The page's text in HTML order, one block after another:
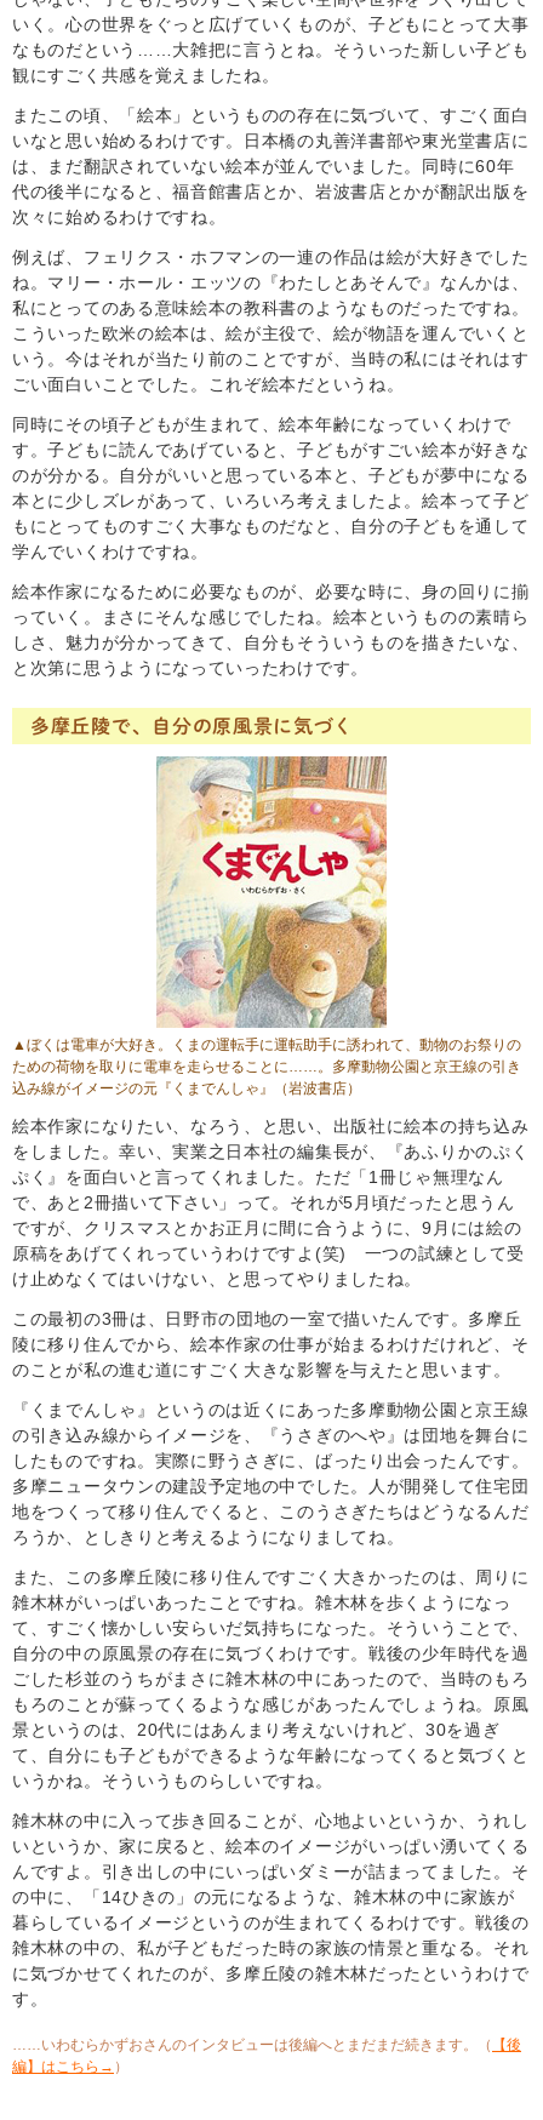
いく。心の世界をぐっと広げていくものが、子どもにとって大事
なものだという……大雑把に言うとね。そういった新しい子ども
観にすごく共感を覚えましたね。
またこの頃、「絵本」というものの存在に気づいて、すごく面白
いなと思い始めるわけです。日本橋の丸善洋書部や東光堂書店に
は、まだ翻訳されていない絵本が並んでいました。同時に60年
代の後半になると、福音館書店とか、岩波書店とかが翻訳出版を
次々に始めるわけですね。
例えば、フェリクス・ホフマンの一連の作品は絵が大好きでした
ね。マリー・ホール・エッツの『わたしとあそんで』なんかは、
私にとってのある意味絵本の教科書のようなものだったですね。
こういった欧米の絵本は、絵が主役で、絵が物語を運んでいくと
いう。今はそれが当たり前のことですが、当時の私にはそれはす
ごい面白いことでした。これぞ絵本だというね。
同時にその頃子どもが生まれて、絵本年齢になっていくわけで
す。子どもに読んであげていると、子どもがすごい絵本が好きな
のが分かる。自分がいいと思っている本と、子どもが夢中になる
本とに少しズレがあって、いろいろ考えましたよ。絵本って子ど
もにとってものすごく大事なものだなと、自分の子どもを通して
学んでいくわけですね。
絵本作家になるために必要なものが、必要な時に、身の回りに揃
っていく。まさにそんな感じでしたね。絵本というものの素晴ら
しさ、魅力が分かってきて、自分もそういうものを描きたいな、
と次第に思うようになっていったわけです。
多摩丘陵で、自分の原風景に気づく
▲ぼくは電車が大好き。くまの運転手に運転助手に誘われて、動物のお祭りの
ための荷物を取りに電車を走らせることに……。多摩動物公園と京王線の引き
込み線がイメージの元 『くまでんしゃ』 （岩波書店）
絵本作家になりたい、なろう、と思い、出版社に絵本の持ち込み
をしました。幸い、実業之日本社の編集長が、『あふりかのぷく
ぷく』を面白いと言ってくれました。ただ「1冊じゃ無理なん
で、あと2冊描いて下さい」って。それが5月頃だったと思うん
ですが、クリスマスとかお正月に間に合うように、9月には絵の
原稿をあげてくれっていうわけですよ(笑) 一つの試練として受
け止めなくてはいけない、と思ってやりましたね。
この最初の3冊は、日野市の団地の一室で描いたんです。多摩丘
陵に移り住んでから、絵本作家の仕事が始まるわけだけれど、そ
のことが私の進む道にすごく大きな影響を与えたと思います。
『くまでんしゃ』というのは近くにあった多摩動物公園と京王線
の引き込み線からイメージを、『うさぎのへや』は団地を舞台に
したものですね。実際に野うさぎに、ばったり出会ったんです。
多摩ニュータウンの建設予定地の中でした。人が開発して住宅団
地をつくって移り住んでくると、このうさぎたちはどうなるんだ
ろうか、としきりと考えるようになりましてね。
また、この多摩丘陵に移り住んですごく大きかったのは、周りに
雑木林がいっぱいあったことですね。雑木林を歩くようになっ
て、すごく懐かしい安らいだ気持ちになった。そういうことで、
自分の中の原風景の存在に気づくわけです。戦後の少年時代を過
ごした杉並のうちがまさに雑木林の中にあったので、当時のもろ
もろのことが蘇ってくるような感じがあったんでしょうね。原風
景というのは、20代にはあんまり考えないけれど、30を過ぎ
て、自分にも子どもができるような年齢になってくると気づくと
いうかね。そういうものらしいですね。
雑木林の中に入って歩き回ることが、心地よいというか、うれし
いというか、家に戻ると、絵本のイメージがいっぱい湧いてくる
んですよ。引き出しの中にいっぱいダミーが詰まってました。そ
の中に、「14ひきの」の元になるような、雑木林の中に家族が
暮らしているイメージというのが生まれてくるわけです。戦後の
雑木林の中の、私が子どもだった時の家族の情景と重なる。それ
に気づかせてくれたのが、多摩丘陵の雑木林だったというわけで
す。
……いわむらかずおさんのインタビューは後編へとまだまだ続きます。（
【後
編】はこちら→ ）